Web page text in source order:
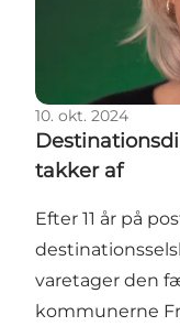
10. okt. 2024
takker af
Efter 11 år på
varetager den
kommunerne